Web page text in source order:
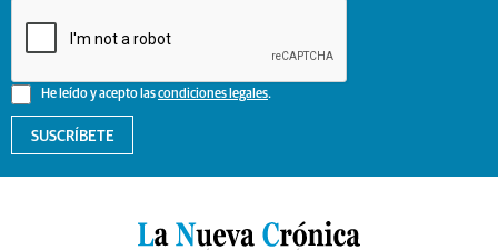
He leído y acepto lascondiciones legales.
SUSCRÍBETE